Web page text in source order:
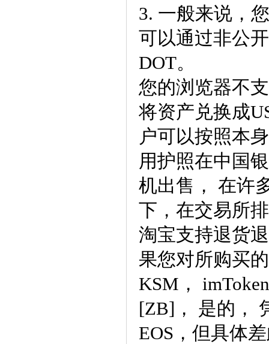
3. 一般来说，
可以通过非公
DOT。
您的浏览器不
将资产兑换成
户可以按照本
用护照在中国
机出售， 在许
下，在交易所
淘宝支持退货
果您对所购买
KSM，
[ZB]， 是的，
EOS，但具体